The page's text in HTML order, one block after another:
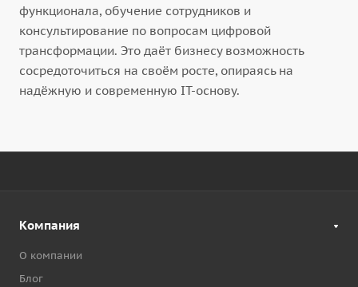
функционала, обучение сотрудников и
консультирование по вопросам цифровой
трансформации. Это даёт бизнесу возможность
сосредоточиться на своём росте, опираясь на
надёжную и современную IT-основу.
Компания
О компании
Блог